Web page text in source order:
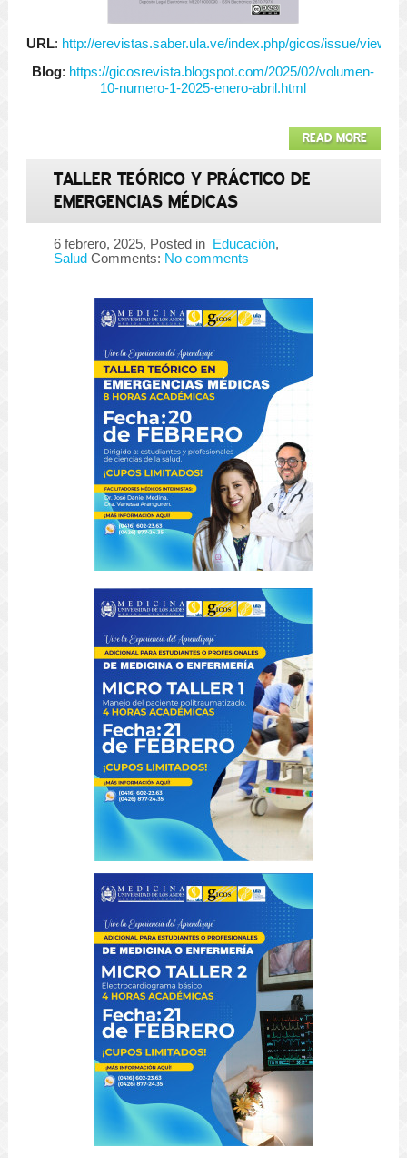
URL: http://erevistas.saber.ula.ve/index.php/gicos/issue/view/
Blog: https://gicosrevista.blogspot.com/2025/02/volumen-
10-numero-1-2025-enero-abril.html
READ MORE
TALLER TEÓRICO Y PRÁCTICO DE
EMERGENCIAS MÉDICAS
6 febrero, 2025, Posted in Educación,
Salud Comments: No comments